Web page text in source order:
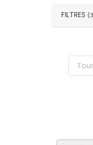
FILTRES